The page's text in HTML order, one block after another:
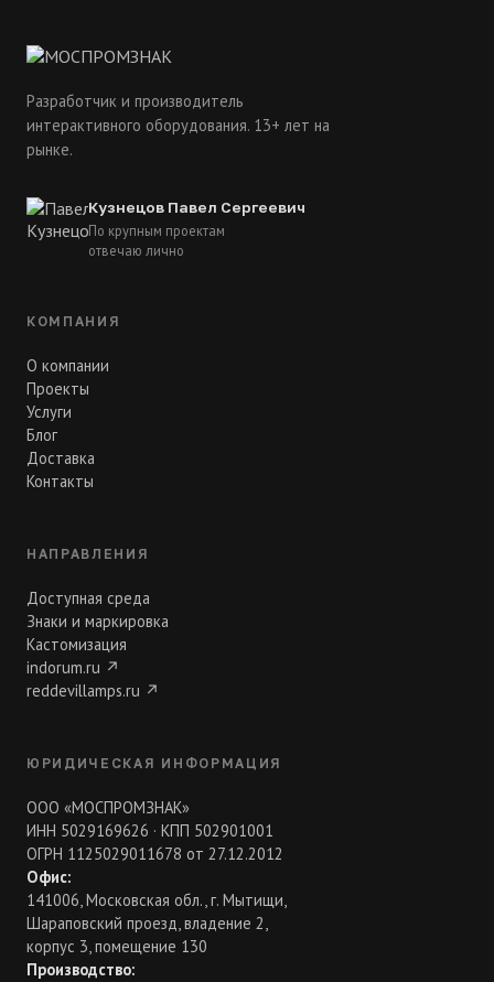
Разработчик и производитель
интерактивного оборудования. 13+ лет на
рынке.
Кузнецов Павел Сергеевич
По крупным проектам
отвечаю лично
КОМПАНИЯ
О компании
Проекты
Услуги
Блог
Доставка
Контакты
НАПРАВЛЕНИЯ
Доступная среда
Знаки и маркировка
Кастомизация
indorum.ru ↗
reddevillamps.ru ↗
ЮРИДИЧЕСКАЯ ИНФОРМАЦИЯ
ООО «МОСПРОМЗНАК»
ИНН 5029169626 · КПП 502901001
ОГРН 1125029011678 от 27.12.2012
Офис:
141006, Московская обл., г. Мытищи,
Шараповский проезд, владение 2,
корпус 3, помещение 130
Производство: